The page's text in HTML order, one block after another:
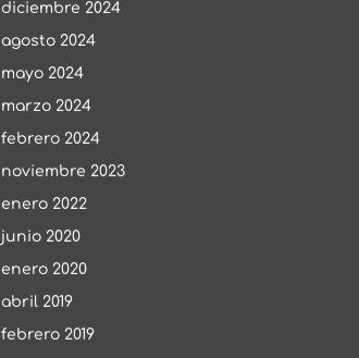
diciembre 2024
agosto 2024
mayo 2024
marzo 2024
febrero 2024
noviembre 2023
enero 2022
junio 2020
enero 2020
abril 2019
febrero 2019